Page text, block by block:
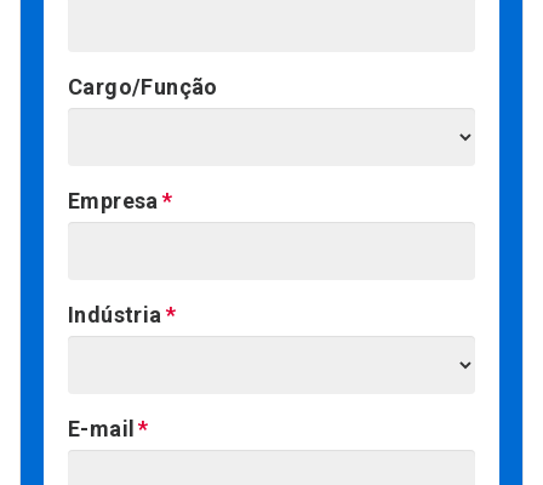
Cargo/Função
Empresa
Indústria
E-mail